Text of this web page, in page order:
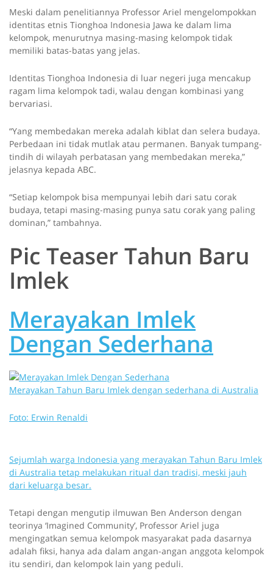
Meski dalam penelitiannya Professor Ariel mengelompokkan
identitas etnis Tionghoa Indonesia Jawa ke dalam lima
kelompok, menurutnya masing-masing kelompok tidak
memiliki batas-batas yang jelas.
Identitas Tionghoa Indonesia di luar negeri juga mencakup
ragam lima kelompok tadi, walau dengan kombinasi yang
bervariasi.
“Yang membedakan mereka adalah kiblat dan selera budaya.
Perbedaan ini tidak mutlak atau permanen. Banyak tumpang-
tindih di wilayah perbatasan yang membedakan mereka,”
jelasnya kepada ABC.
“Setiap kelompok bisa mempunyai lebih dari satu corak
budaya, tetapi masing-masing punya satu corak yang paling
dominan,” tambahnya.
Pic Teaser Tahun Baru
Imlek
Merayakan Imlek
Dengan Sederhana
Merayakan Tahun Baru Imlek dengan sederhana di Australia
Foto: Erwin Renaldi
Sejumlah warga Indonesia yang merayakan Tahun Baru Imlek
di Australia tetap melakukan ritual dan tradisi, meski jauh
dari keluarga besar.
Tetapi dengan mengutip ilmuwan Ben Anderson dengan
teorinya ‘Imagined Community’, Professor Ariel juga
mengingatkan semua kelompok masyarakat pada dasarnya
adalah fiksi, hanya ada dalam angan-angan anggota kelompok
itu sendiri, dan kelompok lain yang peduli.